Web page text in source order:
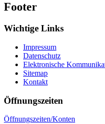
Footer
Wichtige Links
Impressum
Datenschutz
Elektronische
Sitemap
Kontakt
Öffnungszeiten
Öffnungszeiten/Konten